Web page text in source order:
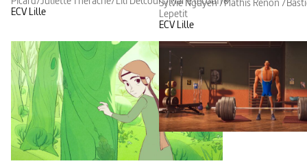
ECV Lille Lepetit
ECV Lille